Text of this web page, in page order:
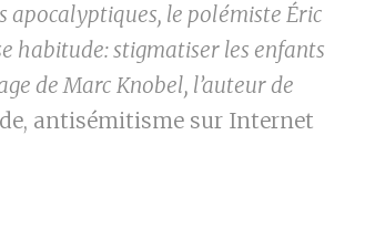
apocalyptiques, le polémiste Éric
habitude: stigmatiser les enfants
de Marc Knobel, l’auteur de
antisémitisme sur Internet